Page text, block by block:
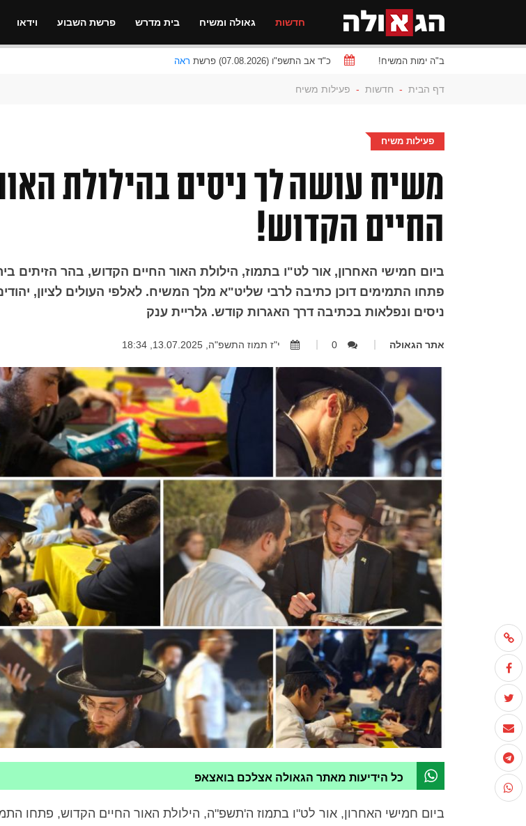
חדשות גאולה ומשיח בית מדרש פרשת השבוע וידאו
ב"ה ימות המשיח! כ"ד אב התשפ"ו (07.08.2026) פרשת ראה
דף הבית - חדשות - פעילות משיח
פעילות משיח
משיח עושה לך ניסים בהילולת
החיים הקדוש!
ביום חמישי האחרון, אור לט"ו בתמוז, הילולת האור החיים הקדוש, בהר הזיתים
פתחו התמימים דוכן כתיבה לרבי שליט"א מלך המשיח. לאלפי העולים לציון,
ניסים ונפלאות בכתיבה דרך האגרות קודש. גלריית ענק
אתר הגאולה 0 י"ז תמוז התשפ"ה, 13.07.2025, 18:34
כל הידיעות מאתר הגאולה אצלכם בואצאפ
ביום חמישי האחרון, אור לט"ו בתמוז ה'תשפ"ה, הילולת האור החיים הקדוש, פתחו